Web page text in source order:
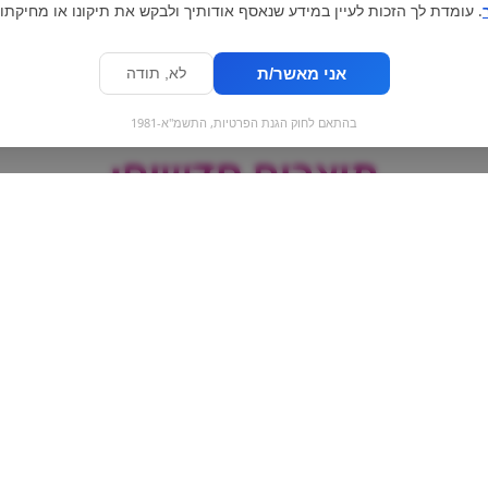
מוצרים חדשים:
. עומדת לך הזכות לעיין במידע שנאסף אודותיך ולבקש את תיקונו או
אני מאשר/ת לא, תודה
בהתאם לחוק הגנת הפרטיות, התשמ"א-1981